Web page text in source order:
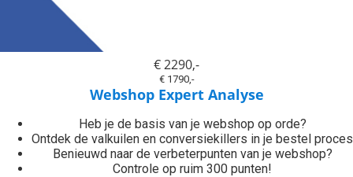
€ 2290,-
€ 1790,-
Webshop Expert Analyse
Heb je de basis van je webshop op orde?
Ontdek de valkuilen en conversiekillers in je bestel proces
Benieuwd naar de verbeterpunten van je webshop?
Controle op ruim 300 punten!